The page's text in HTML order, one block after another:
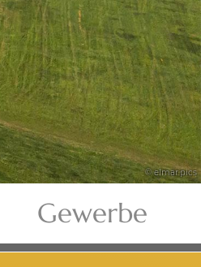
© elmar.pics
Gewerbe